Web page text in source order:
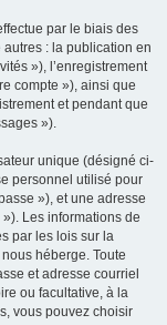
par le biais des
: la publication en
»), l’enregistrement
compte »), ainsi que
et pendant que
»).
unique (désigné ci-
personnel utilisé pour
»), et une adresse
Les informations de
par les lois sur la
héberge. Toute
et adresse courriel
ou facultative, à la
vous pouvez choisir